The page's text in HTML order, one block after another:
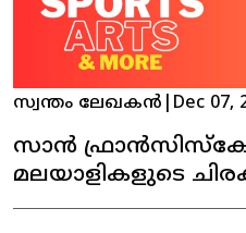
സ്വന്തം ലേഖകൻ Dec 07,
സാൻ
മലയാളികളുടെ
കേരള ഹൗസ്സ്